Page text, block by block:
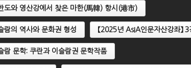
자산강좌】 4
의 특징과
【2024년 AsIA인문자산강좌】 5
강. 동남아시아의 이슬람 문화
도와 영산강에서 찾은 마한(馬韓) 항시(港市)
람의 역사와 문화권 형성 【2025년 AsIA인문자산강좌】
람 문학: 쿠란과 이슬람권 문학작품